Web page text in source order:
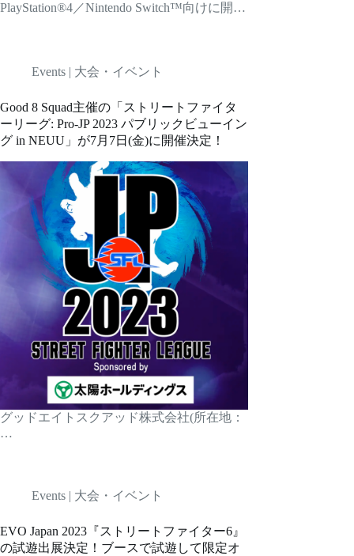
PlayStation®4／Nintendo Switch™向けに開…
Events | 大会・イベント
Good 8 Squad主催の「ストリートファイタ
ーリーグ: Pro-JP 2023 パブリックビューイン
グ in NEUU」が7月7日(金)に開催決定！
グッドエイトスクアッド株式会社(所在地：
…
Events | 大会・イベント
EVO Japan 2023『ストリートファイター6』
の試遊出展決定！ブースで試遊して限定オ